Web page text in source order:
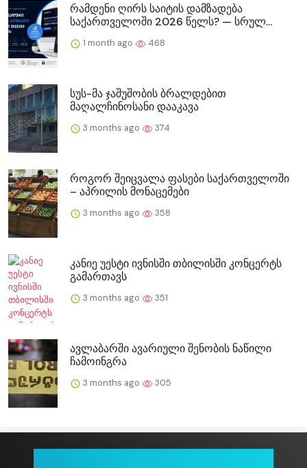
რამდენი ღირს საიტის დამზადება
საქართველოში 2026 წელს? — სრულ...
1 month ago 468
სუს-მა ჯაშუშობის ბრალდებით
მაღალჩინოსანი დააკავა
3 months ago 374
როგორ შეიცვალა ფასები საქართველოში
– აპრილის მონაცემები
3 months ago 358
კანიე უესტი ივნისში თბილისში კონცერტს
გამართავს
3 months ago 351
ავლაბარში ავარიული შენობის ნაწილი
ჩამოინგრა
3 months ago 305